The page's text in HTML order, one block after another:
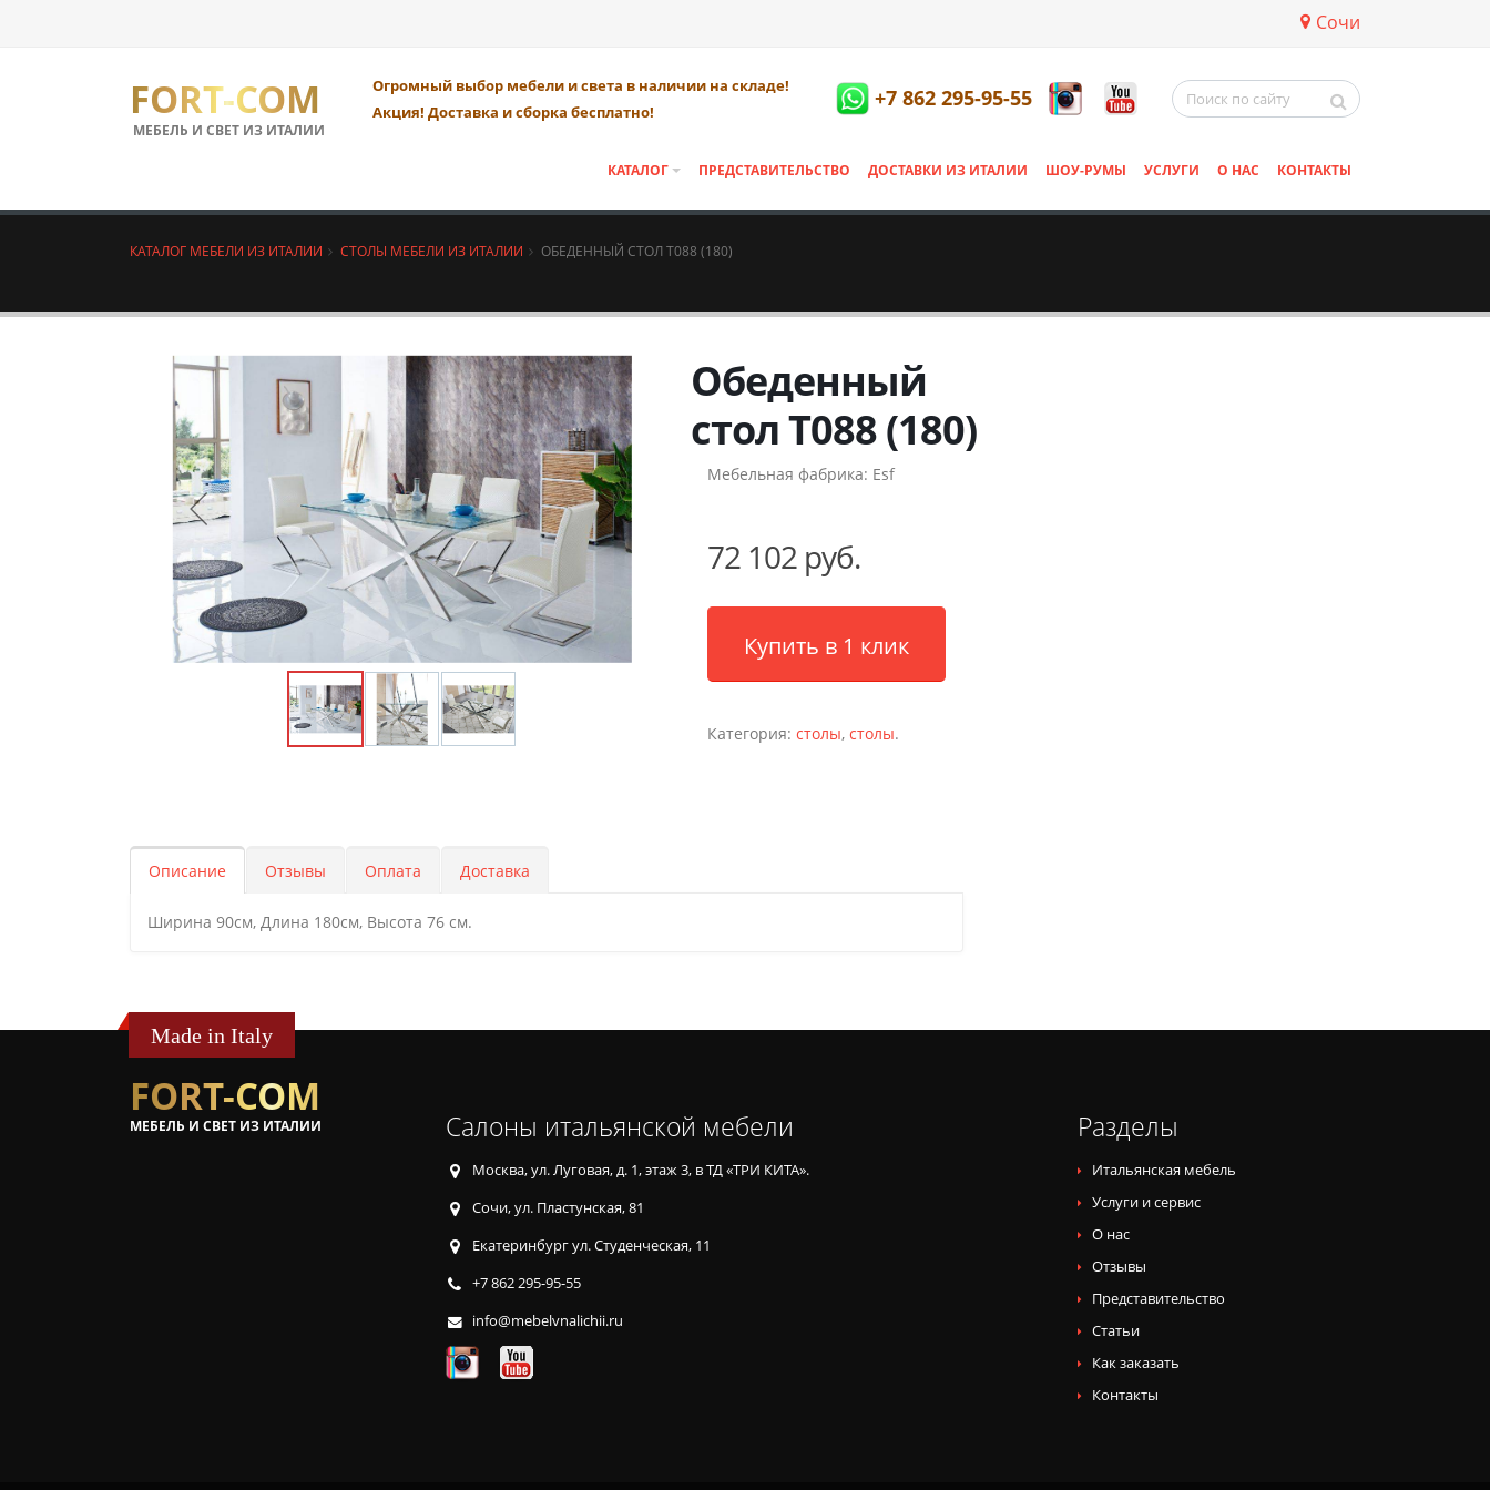
Сочи
FORT-COM
МЕБЕЛЬ И СВЕТ ИЗ ИТАЛИИ
Огромный выбор мебели и света в наличии на складе!
Акция! Доставка и сборка бесплатно!
+7 862 295-95-55
КАТАЛОГ ПРЕДСТАВИТЕЛЬСТВО ДОСТАВКИ ИЗ ИТАЛИИ ШОУ-РУМЫ УСЛУГИ О НАС КОНТАКТЫ
КАТАЛОГ МЕБЕЛИ ИЗ ИТАЛИИ СТОЛЫ МЕБЕЛИ ИЗ ИТАЛИИ ОБЕДЕННЫЙ СТОЛ T088 (180)
Обеденный
стол T088 (180)
Мебельная фабрика: Esf
72 102 руб.
Купить в 1 клик
Категория:столы,столы.
Описание Отзывы Оплата Доставка
Ширина 90см, Длина 180см, Высота 76 см.
Made in Italy
FORT-COM
МЕБЕЛЬ И СВЕТ ИЗ ИТАЛИИ Салоны итальянской мебели
Москва, ул. Луговая, д. 1, этаж 3, в ТД «ТРИ КИТА».
Сочи, ул. Пластунская, 81
Екатеринбург ул. Студенческая, 11
+7 862 295-95-55
info@mebelvnalichii.ru
Разделы
Итальянская мебель
Услуги и сервис
О нас
Отзывы
Представительство
Статьи
Как заказать
Контакты